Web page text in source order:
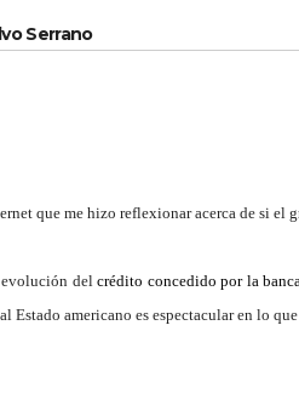
Serrano
que me hizo reflexionar acerca de si el
evolución delcrédito concedido por la
Estado americano es espectacular en lo